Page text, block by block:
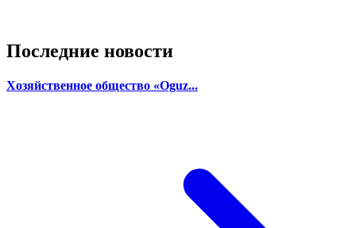
Последние новости
Хозяйственное общество «Oguz...